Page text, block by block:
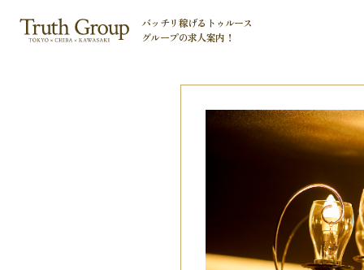
バッチリ稼げるトゥルース
グループの求人案内！